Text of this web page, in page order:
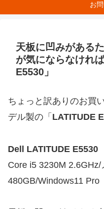
お
天板に凹みがある
が気にならなけれ
E5530」
ちょっと訳ありのお買
デル製の「 LATITUDE
Dell LATITUDE E5530
Core i5 3230M
480GB/Windows11 Pro